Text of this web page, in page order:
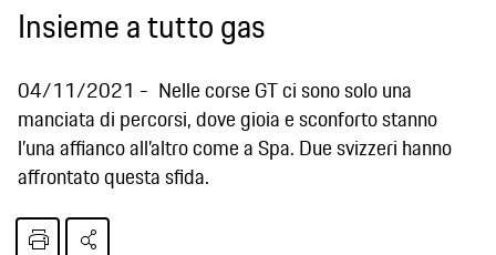
Insieme a tutto gas
04/11/2021
Nelle corse GT ci sono solo una
manciata di percorsi, dove gioia e sconforto stanno
l’una affianco all’altro come a Spa. Due svizzeri hanno
affrontato questa sfida.